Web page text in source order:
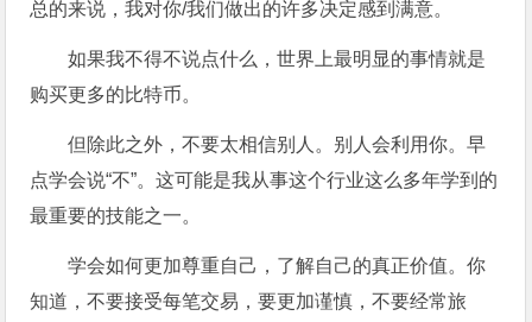
总的来说，我对你/我们做出的许多决定感到满意。
如果我不得不说点什么，世界上最明显的事情就是
购买更多的比特币。
但除此之外，不要太相信别人。别人会利用你。早
点学会说“不”。这可能是我从事这个行业这么多年学到的
最重要的技能之一。
学会如何更加尊重自己，了解自己的真正价值。你
知道，不要接受每笔交易，要更加谨慎，不要经常旅